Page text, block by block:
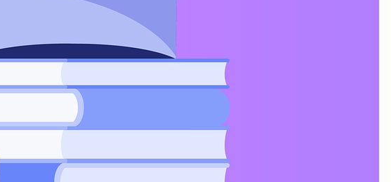
2021 m. gruodžio mėn.
2021 m. lapkričio mėn.
2021 m. spalio mėn.
2021 m. rugpjūčio mėn.
2021 m. balandžio mėn.